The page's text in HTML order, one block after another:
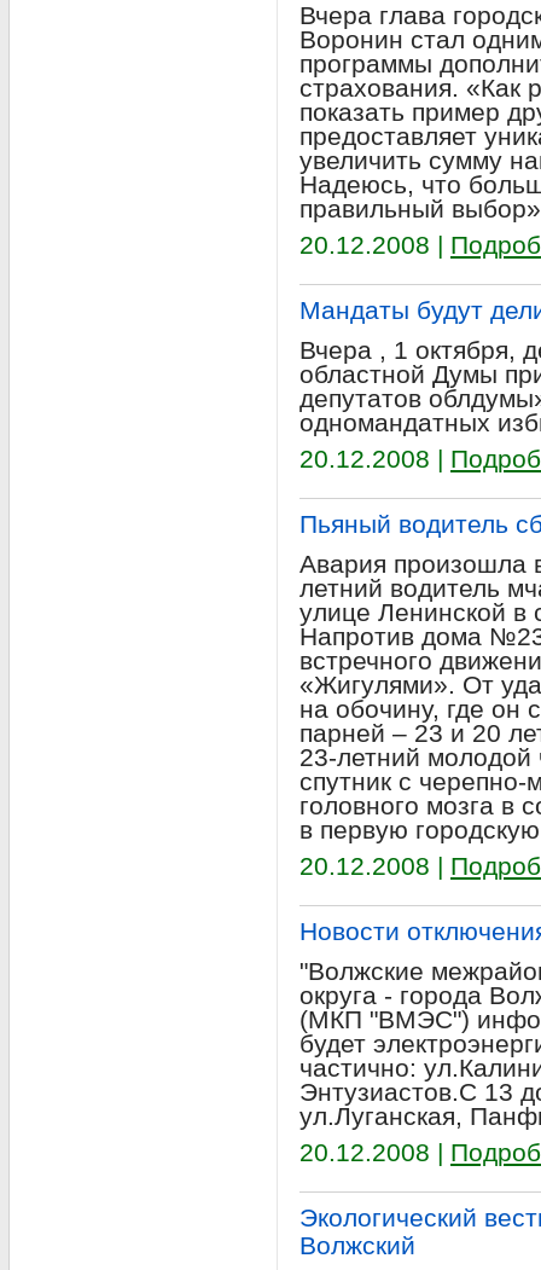
Вчера глава
Воронин стал
программы
страхования. «Как
показать пример
предоставляет
увеличить сумму
Надеюсь, что
правильный
20.12.2008 |
Мандаты будут
Вчера , 1 октября,
областной Думы
депутатов
одномандатных
20.12.2008 |
Пьяный водитель
Авария произошла
летний водитель
улице Ленинской в
Напротив дома
встречного
«Жигулями». От
на обочину, где он
парней – 23 и 20
23-летний молодой
спутник с
головного мозга в
в первую
20.12.2008 |
Новости
"Волжские
округа - города
(МКП "ВМЭС")
будет
частично:
Энтузиастов.С 13
ул.Луганская,
20.12.2008 |
Экологический
Волжский